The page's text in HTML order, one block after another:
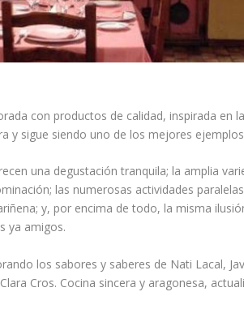
con productos de calidad, inspirada en
y sigue siendo uno de los mejores
una degustación tranquila; la amplia
las numerosas actividades
y, por encima de todo, la misma
ya amigos.
los sabores y saberes de Nati Lacal,
Cros. Cocina sincera y aragonesa,